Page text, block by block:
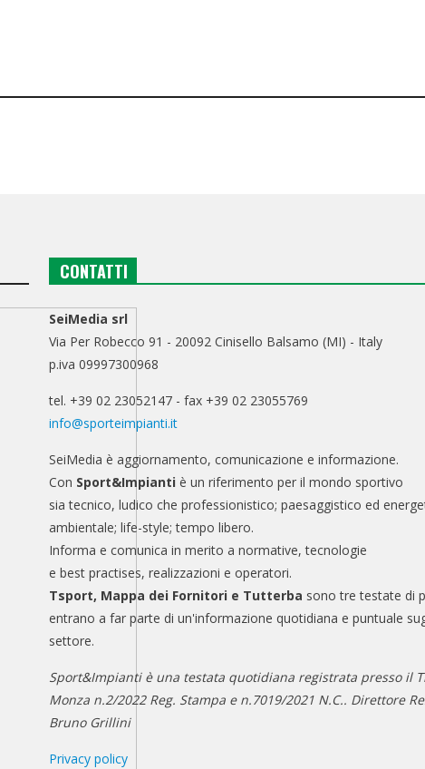
CONTATTI
SeiMedia srl
Via Per Robecco 91 - 20092 Cinisello Balsamo (MI) - Italy
p.iva 09997300968
tel. +39 02 23052147 - fax +39 02 23055769
info@sporteimpianti.it
SeiMedia è aggiornamento, comunicazione e informazione.
Con Sport&Impianti è un riferimento per il mondo sportivo
sia tecnico, ludico che professionistico; paesaggistico ed
ambientale; life-style; tempo libero.
Informa e comunica in merito a normative, tecnologie
e best practises, realizzazioni e operatori.
Tsport, Mappa dei Fornitori e Tutterba sono tre testate di
entrano a far parte di un'informazione quotidiana e puntuale
settore.
Sport&Impianti è una testata quotidiana registrata presso il
Monza n.2/2022 Reg. Stampa e n.7019/2021 N.C.. Direttore
Bruno Grillini
Privacy policy